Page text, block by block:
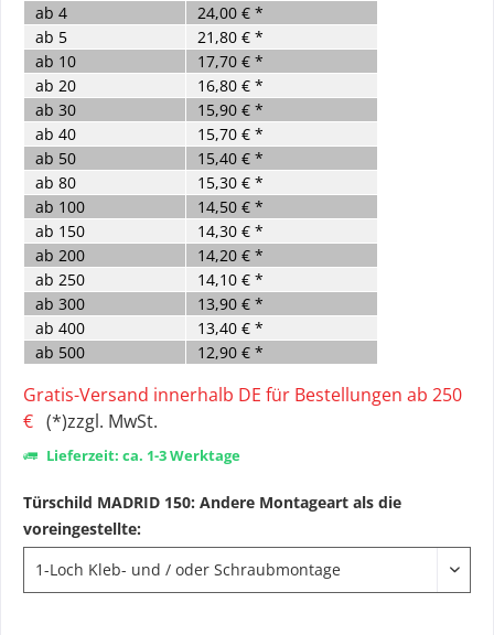
ab 4
24,00 € *
ab 5
21,80 € *
ab 10
17,70 € *
ab 20
16,80 € *
ab 30
15,90 € *
ab 40
15,70 € *
ab 50
15,40 € *
ab 80
15,30 € *
ab 100
14,50 € *
ab 150
14,30 € *
ab 200
14,20 € *
ab 250
14,10 € *
ab 300
13,90 € *
ab 400
13,40 € *
ab 500 12,90 € *
Gratis-Versand innerhalb DE für Bestellungen ab 250
€ (*)zzgl. MwSt.
Lieferzeit: ca. 1-3 Werktage
Türschild MADRID 150: Andere Montageart als die
voreingestellte: